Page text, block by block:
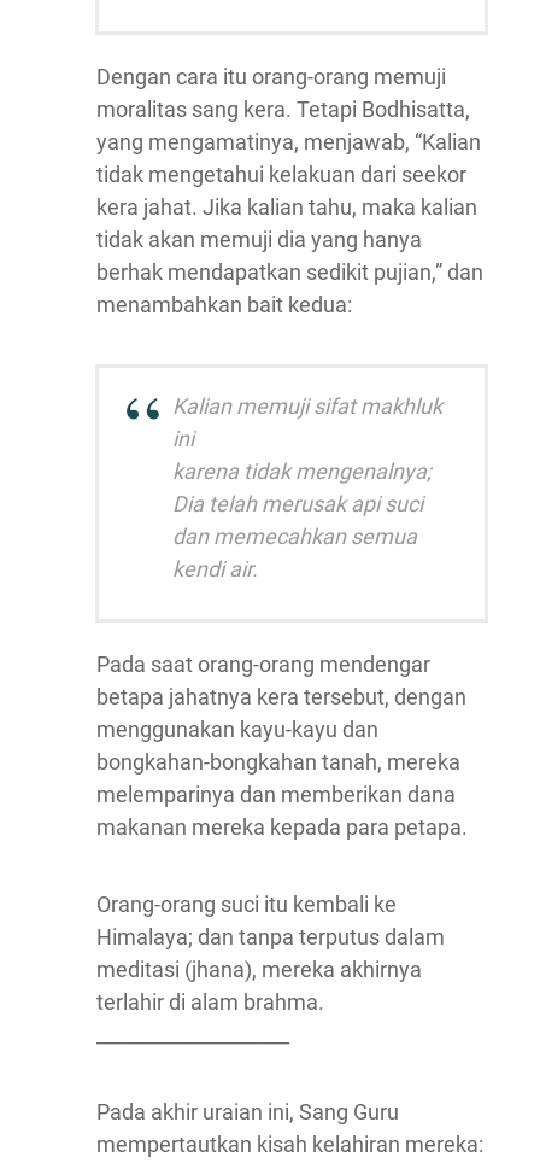
Dengan cara itu orang-orang memuji
moralitas sang kera. Tetapi Bodhisatta,
yang mengamatinya, menjawab, “Kalian
tidak mengetahui kelakuan dari seekor
kera jahat. Jika kalian tahu, maka kalian
tidak akan memuji dia yang hanya
berhak mendapatkan sedikit pujian,” dan
menambahkan bait kedua:
Kalian memuji sifat makhluk
ini
karena tidak mengenalnya;
Dia telah merusak api suci
dan memecahkan semua
kendi air.
Pada saat orang-orang mendengar
betapa jahatnya kera tersebut, dengan
menggunakan kayu-kayu dan
bongkahan-bongkahan tanah, mereka
melemparinya dan memberikan dana
makanan mereka kepada para petapa.
Orang-orang suci itu kembali ke
Himalaya; dan tanpa terputus dalam
meditasi (jhana), mereka akhirnya
terlahir di alam brahma.
Pada akhir uraian ini, Sang Guru
mempertautkan kisah kelahiran mereka: